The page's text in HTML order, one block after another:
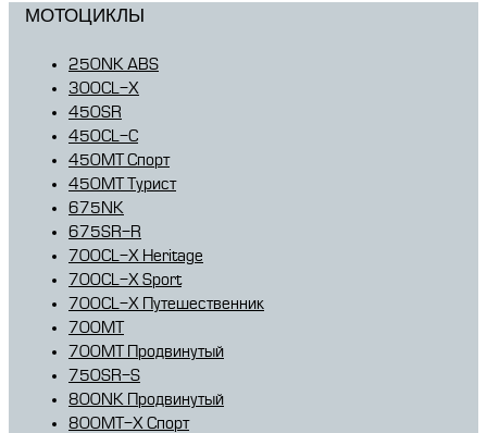
МОТОЦИКЛЫ
250NK ABS
300CL-X
450SR
450CL-C
450MT Спорт
450MT Турист
675NK
675SR-R
700CL-X Heritage
700CL-X Sport
700CL-X Путешественник
700MT
700MT Продвинутый
750SR-S
800NK Продвинутый
800MT-X Спорт